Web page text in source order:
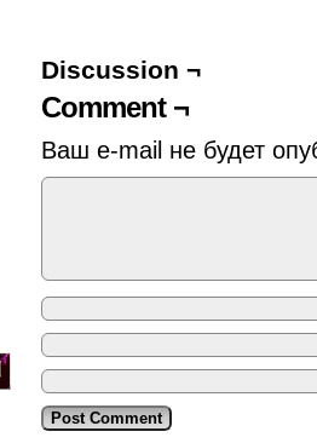
Discussion ¬
Comment ¬
Ваш e-mail не будет